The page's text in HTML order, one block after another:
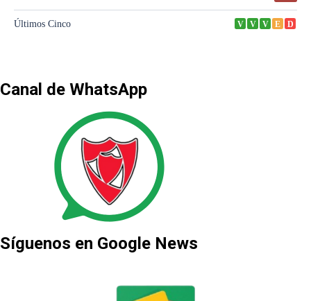
Canal de WhatsApp
Síguenos en Google News